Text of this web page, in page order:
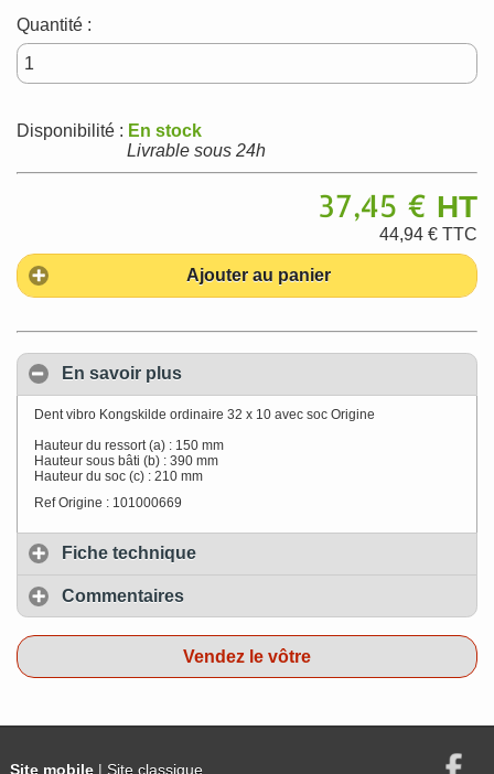
Quantité :
Disponibilité : En stock
Livrable sous 24h
37,45 € HT
44,94 € TTC
Ajouter au panier
En savoir plus
Dent vibro Kongskilde ordinaire 32 x 10 avec soc Origine
Hauteur du ressort (a) : 150 mm
Hauteur sous bâti (b) : 390 mm
Hauteur du soc (c) : 210 mm
Ref Origine : 101000669
Fiche technique
Commentaires
Vendez le vôtre
Site mobile| Site classique